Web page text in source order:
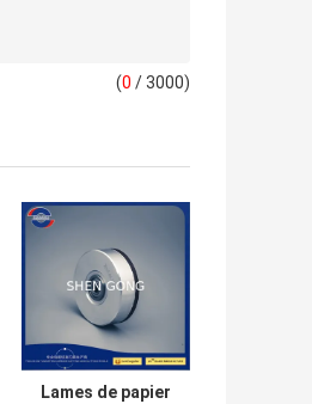
(0 / 3000)
Lames de papier